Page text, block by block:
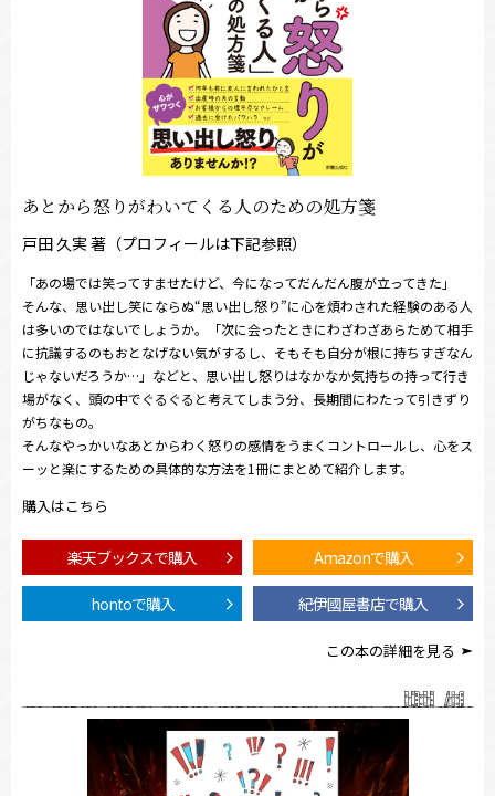
あとから怒りがわいてくる人のための処方箋
戸田 久実 著（プロフィールは下記参照）
「あの場では笑ってすませたけど、今になってだんだん腹が立ってきた」
そんな、思い出し笑にならぬ“思い出し怒り”に心を煩わされた経験のある人
は多いのではないでしょうか。「次に会ったときにわざわざあらためて相手
に抗議するのもおとなげない気がするし、そもそも自分が根に持ちすぎなん
じゃないだろうか…」などと、思い出し怒りはなかなか気持ちの持って行き
場がなく、頭の中でぐるぐると考えてしまう分、長期間にわたって引きずり
がちなもの。
そんなやっかいなあとからわく怒りの感情をうまくコントロールし、心をス
ーッと楽にするための具体的な方法を1冊にまとめて紹介します。
購入はこちら
楽天ブックスで購入 Amazonで購入
hontoで購入 紀伊國屋書店で購入
この本の詳細を見る